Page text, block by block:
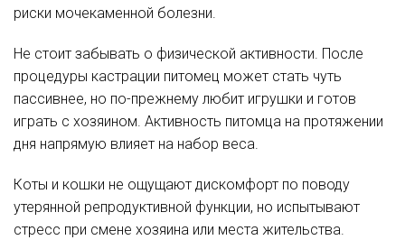
риски мочекаменной болезни.
Не стоит забывать о физической активности. После
процедуры кастрации питомец может стать чуть
пассивнее, но по-прежнему любит игрушки и готов
играть с хозяином. Активность питомца на протяжении
дня напрямую влияет на набор веса.
Коты и кошки не ощущают дискомфорт по поводу
утерянной репродуктивной функции, но испытывают
стресс при смене хозяина или места жительства.